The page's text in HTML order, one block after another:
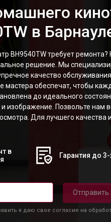
в
BH9540TW требует
решение. Мы
качество
мастера обеспечат, чтобы
до идеального
изображение. Позвольте нам
Для лучшего качества
в
Гарантия до 3-
Отправить
я даю свое согласие на